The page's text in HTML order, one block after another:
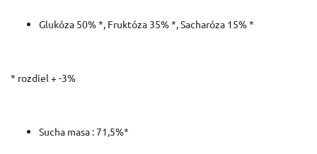
Glukóza 50% *, Fruktóza 35% *, Sacharóza 15% *
* rozdiel + -3%
Sucha masa : 71,5%*